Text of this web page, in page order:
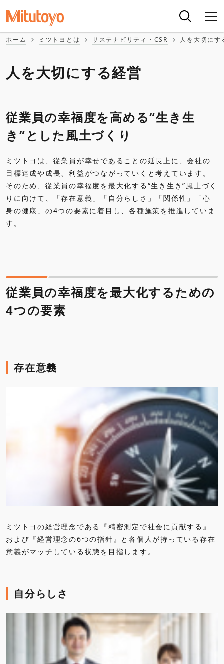
ホーム ミツトヨとは サステナビリティ・CSR 人を大切にす
人を大切にする経営
従業員の幸福度を高める“生き生
き”とした風土づくり
ミツトヨは、従業員が幸せであることの延長上に、会社の
目標達成や成長、利益がつながっていくと考えています。
そのため、従業員の幸福度を最大化する“生き生き”風土づく
りに向けて、「存在意義」「自分らしさ」「関係性」「心
身の健康」の4つの要素に着目し、各種施策を推進していま
す。
従業員の幸福度を最大化するための
4つの要素
存在意義
ミツトヨの経営理念である『精密測定で社会に貢献する』
および『経営理念の6つの指針』と各個人が持っている存在
意義がマッチしている状態を目指します。
自分らしさ